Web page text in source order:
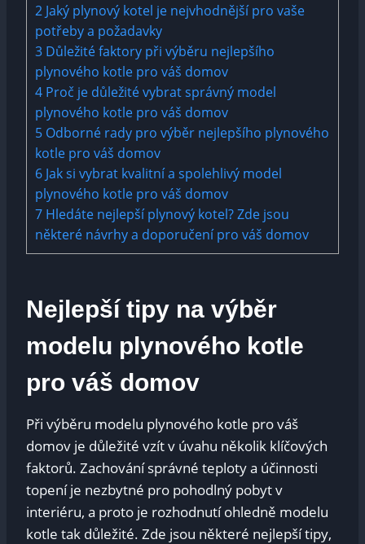
2 Jaký plynový kotel je nejvhodnější pro vaše
potřeby a požadavky
3 Důležité faktory při výběru nejlepšího
plynového kotle pro váš domov
4 Proč je důležité vybrat správný model
plynového kotle pro váš domov
5 Odborné rady pro výběr nejlepšího plynového
kotle pro váš domov
6 Jak si vybrat kvalitní a spolehlivý model
plynového kotle pro váš domov
7 Hledáte nejlepší plynový kotel? Zde jsou
některé návrhy a doporučení pro váš domov
Nejlepší tipy na výběr
modelu plynového kotle
pro váš domov
Při výběru modelu plynového kotle pro váš
domov je důležité vzít v úvahu několik klíčových
faktorů. Zachování správné teploty a účinnosti
topení je nezbytné pro pohodlný pobyt v
interiéru, a proto je rozhodnutí ohledně modelu
kotle tak důležité. Zde jsou některé nejlepší tipy,